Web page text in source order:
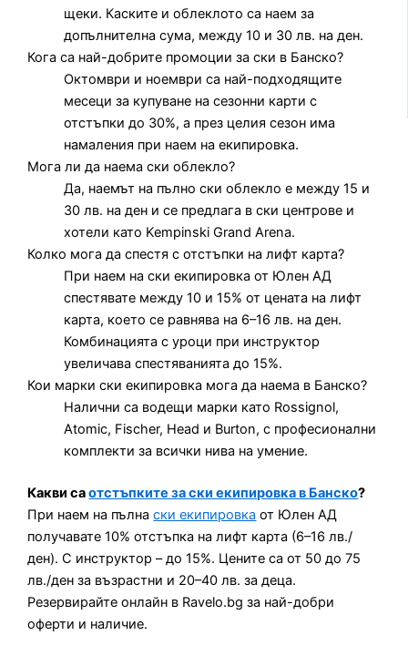
щеки. Каските и облеклото са наем за
допълнителна сума, между 10 и 30 лв. на ден.
Кога са най-добрите промоции за ски в Банско?
Октомври и ноември са най-подходящите
месеци за купуване на сезонни карти с
отстъпки до 30%, а през целия сезон има
намаления при наем на екипировка.
Мога ли да наема ски облекло?
Да, наемът на пълно ски облекло е между 15 и
30 лв. на ден и се предлага в ски центрове и
хотели като Kempinski Grand Arena.
Колко мога да спестя с отстъпки на лифт карта?
При наем на ски екипировка от Юлен АД
спестявате между 10 и 15% от цената на лифт
карта, което се равнява на 6–16 лв. на ден.
Комбинацията с уроци при инструктор
увеличава спестяванията до 15%.
Кои марки ски екипировка мога да наема в Банско?
Налични са водещи марки като Rossignol,
Atomic, Fischer, Head и Burton, с професионални
комплекти за всички нива на умение.
Какви саотстъпките за ски екипировка в Банско?
При наем на пълнаски екипировка от Юлен АД
получавате 10% отстъпка на лифт карта (6–16 лв./
ден). С инструктор – до 15%. Цените са от 50 до 75
лв./ден за възрастни и 20–40 лв. за деца.
Резервирайте онлайн в Ravelo.bg за най-добри
оферти и наличие.